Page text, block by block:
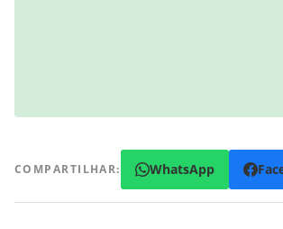
COMPARTILHAR: WhatsApp